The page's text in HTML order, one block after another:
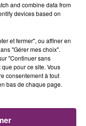
éphémère
and combine data from
devices based on
et fermer", ou affiner en
"Gérer mes choix".
"Continuer sans
pour ce site. Vous
consentement à tout
bas de chaque page.